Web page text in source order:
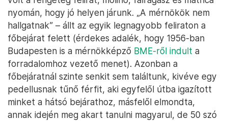
nyomán, hogy jó helyen járunk. „A mérnökök nem
hallgatnak” – állt az egyik legnagyobb feliraton a
főbejárat felett (érdekes adalék, hogy 1956-ban
Budapesten is a mérnökképző BME-ről indult a
forradalomhoz vezető menet). Azonban a
főbejáratnál szinte senkit sem találtunk, kivéve egy
pedellusnak tűnő férfit, aki egyfelől útba igazított
minket a hátsó bejárathoz, másfelől elmondta,
annak idején meg akart tanulni magyarul, de 50 szó